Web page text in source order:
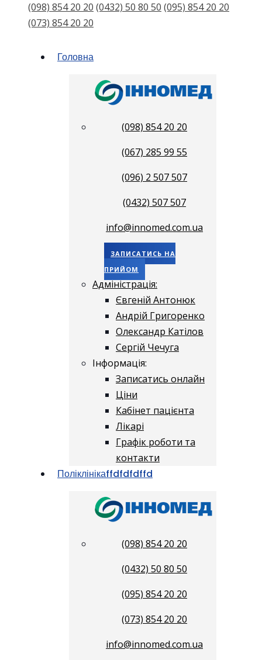
(098) 854 20 20 (0432) 50 80 50 (095) 854 20 20
(073) 854 20 20
Головна
(098) 854 20 20
(067) 285 99 55
(096) 2 507 507
(0432) 507 507
info@innomed.com.ua
ЗАПИСАТИСЬ НА
ПРИЙОМ
Адміністрація:
Євгеній Антонюк
Андрій Григоренко
Олександр Катілов
Сергій Чечуга
Інформація:
Записатись онлайн
Ціни
Кабінет пацієнта
Лікарі
Графік роботи та
контакти
Поліклінікаffdfdfdffd
(098) 854 20 20
(0432) 50 80 50
(095) 854 20 20
(073) 854 20 20
info@innomed.com.ua